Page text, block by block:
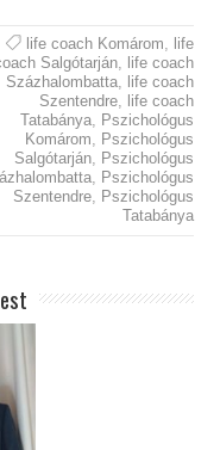
life coach Komárom
life
Salgótarján, life coach
Százhalombatta, life coach
Szentendre, life coach
Tatabánya, Pszichológus
Komárom
Pszichológus
Salgótarján, Pszichológus
, Pszichológus
Szentendre, Pszichológus
Tatabánya